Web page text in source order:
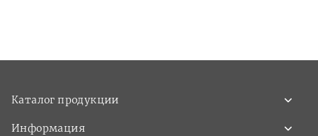
Каталог продукции
Информация